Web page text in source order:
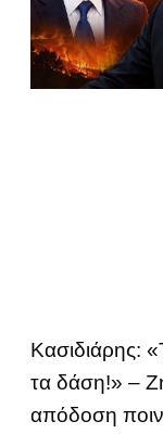
Κασιδιάρης:
τα δάση!» –
απόδοση